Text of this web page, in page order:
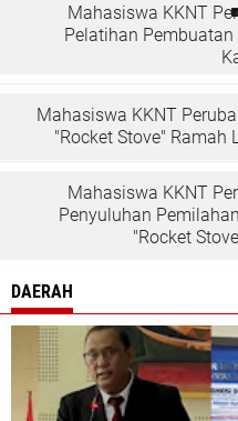
Mahasiswa KKNT
Pelatihan
Mahasiswa KKNT
"Rocket Stove" Ramah
Mahasiswa KKNT
Penyuluhan
"Rocket
DAERAH